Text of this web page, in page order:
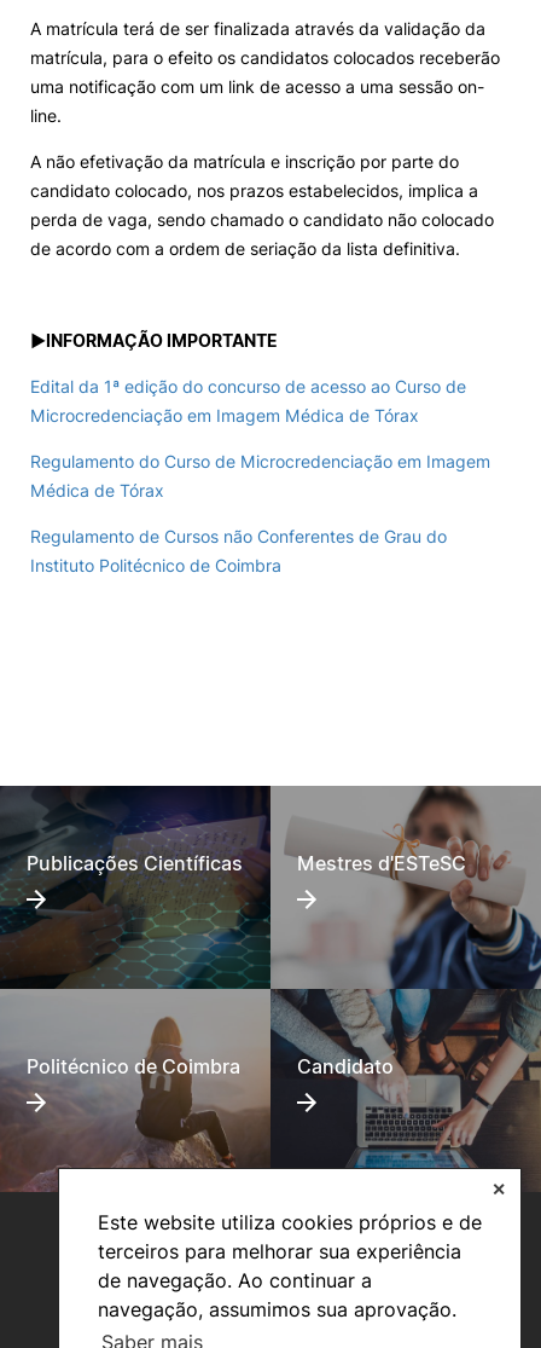
Este website utiliza cookies próprios e de
terceiros para melhorar sua experiência
de navegação. Ao continuar a
navegação, assumimos sua aprovação.
Saber mais
✕
A matrícula terá de ser finalizada através da validação da
matrícula, para o efeito os candidatos colocados receberão
uma notificação com um link de acesso a uma sessão on-
line.
A não efetivação da matrícula e inscrição por parte do
candidato colocado, nos prazos estabelecidos, implica a
perda de vaga, sendo chamado o candidato não colocado
de acordo com a ordem de seriação da lista definitiva.
►INFORMAÇÃO IMPORTANTE
Edital da 1ª edição do concurso de acesso ao Curso de
Microcredenciação em Imagem Médica de Tórax
Regulamento do Curso de Microcredenciação em Imagem
Médica de Tórax
Regulamento de Cursos não Conferentes de Grau do
Instituto Politécnico de Coimbra
Publicações Científicas Mestres d'ESTeSC
Politécnico de Coimbra Candidato